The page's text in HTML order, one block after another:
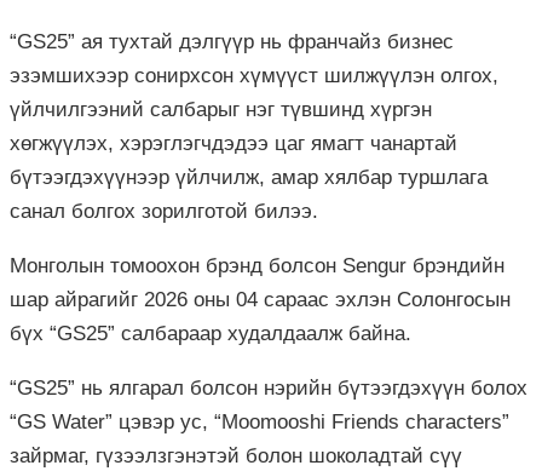
“GS25” ая тухтай дэлгүүр нь франчайз бизнес
эзэмшихээр сонирхсон хүмүүст шилжүүлэн олгох,
үйлчилгээний салбарыг нэг түвшинд хүргэн
хөгжүүлэх, хэрэглэгчдэдээ цаг ямагт чанартай
бүтээгдэхүүнээр үйлчилж, амар хялбар туршлага
санал болгох зорилготой билээ.
Монголын томоохон брэнд болсон Sengur брэндийн
шар айрагийг 2026 оны 04 сараас эхлэн Солонгосын
бүх “GS25” салбараар худалдаалж байна.
“GS25” нь ялгарал болсон нэрийн бүтээгдэхүүн болох
“GS Water” цэвэр ус, “Moomooshi Friends characters”
зайрмаг, гүзээлзгэнэтэй болон шоколадтай сүү